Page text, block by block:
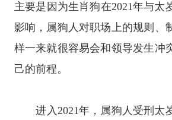
主要是因为生肖狗在2021年与太
影响，属狗人对职场上的规则、
样一来就很容易会和领导发生冲
己的前程。
进入2021年，属狗人受刑太